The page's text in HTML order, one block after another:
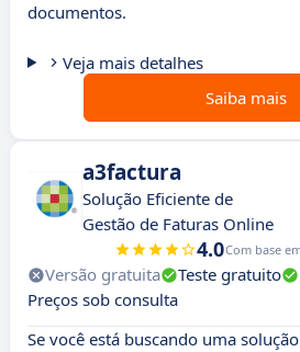
documentos.
Veja mais detalhes
Saiba mais
a3factura
Solução Eficiente de
Gestão de Faturas Online
4.0Com base
Versão gratuita Teste gratuito
Preços sob consulta
Se você está buscando uma